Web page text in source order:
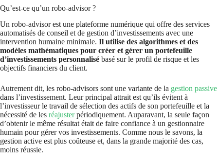
Qu’est-ce qu’un robo-advisor ?
Un robo-advisor est une plateforme numérique qui offre des services
automatisés de conseil et de gestion d’investissements avec une
intervention humaine minimale. Il utilise des algorithmes et des
modèles mathématiques pour créer et gérer un portefeuille
d’investissements personnalisé basé sur le profil de risque et les
objectifs financiers du client.
Autrement dit, les robo-advisors sont une variante de la gestion passive
dans l’investissement. Leur principal attrait est qu’ils évitent à
l’investisseur le travail de sélection des actifs de son portefeuille et la
nécessité de les réajusterpériodiquement. Auparavant, la seule façon
d’obtenir le même résultat était de faire confiance à un gestionnaire
humain pour gérer vos investissements. Comme nous le savons, la
gestion active est plus coûteuse et, dans la grande majorité des cas,
moins réussie.